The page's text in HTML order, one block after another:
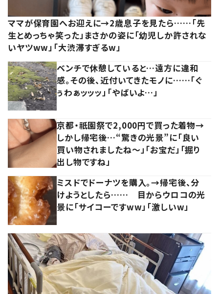
ママが保育園へお迎えに→2歳息子を見たら……「先
生とめっちゃ笑った」まさかの姿に「幼児しか許されな
いヤツww」「大渋滞すぎるw」
ベンチで休憩していると…遠方に違和
感。その後、近付いてきたモノに……「ぐ
ぅわぁッッッ」「やばいよ…」
京都・祇園祭で2,000円で買った着物→
しかし帰宅後…“驚きの光景”に「良い
買い物されましたね～」「お宝だ」「掘り
出し物ですね」
ミスドでドーナツを購入。→帰宅後、分
けようとしたら…… 目からウロコの光
景に「サイコーですww」「激しいw」